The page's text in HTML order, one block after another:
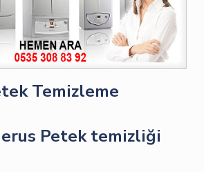
Temizleme
Petek temizliği